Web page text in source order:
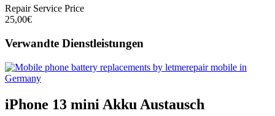
Repair Service Price
25,00€
Verwandte Dienstleistungen
iPhone 13 mini Akku Austausch